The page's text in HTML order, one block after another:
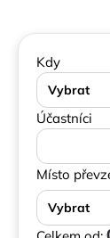
Kdy
Vybrat
Účastníci
Místo
Vybrat